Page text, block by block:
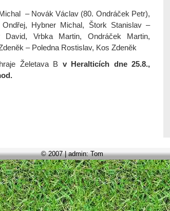
– Novák Václav (80. Ondráček Petr),
Ondřej, Hybner Michal, Štork Stanislav –
David, Vrbka Martin, Ondráček Martin,
– Poledna Rostislav, Kos Zdeněk
Želetava B v Heralticích dne 25.8.,
© 2007 | admin: Tom